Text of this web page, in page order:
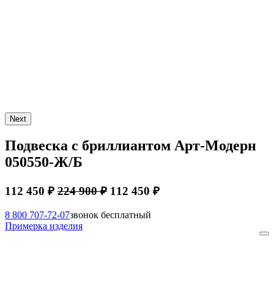
Next
Подвеска с бриллиантом Арт-Модерн
050550-Ж/Б
112 450 ₽ 224 900 ₽ 112 450 ₽
8 800 707-72-07звонок бесплатный
Примерка изделия